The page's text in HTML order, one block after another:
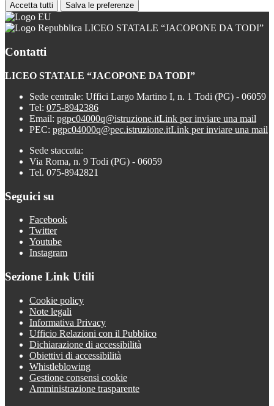
Accetta tutti Salva le preferenze
LICEO STATALE “JACOPONE DA TODI”
Contatti
LICEO STATALE “JACOPONE DA TODI”
Sede centrale: Uffici Largo Martino I, n. 1 Todi (PG) - 06059
Tel: 075-8942386
Email: pgpc04000q@istruzione.itLink per inviare una mail
PEC: pgpc04000q@pec.istruzione.itLink per inviare una mail
Sede staccata:
Via Roma, n. 9 Todi (PG) - 06059
Tel. 075-8942821
Seguici su
Facebook
Twitter
Youtube
Instagram
Sezione Link Utili
Cookie policy
Note legali
Informativa Privacy
Ufficio Relazioni con il Pubblico
Dichiarazione di accessibilità
Obiettivi di accessibilità
Whistleblowing
Gestione consensi cookie
Amministrazione trasparente